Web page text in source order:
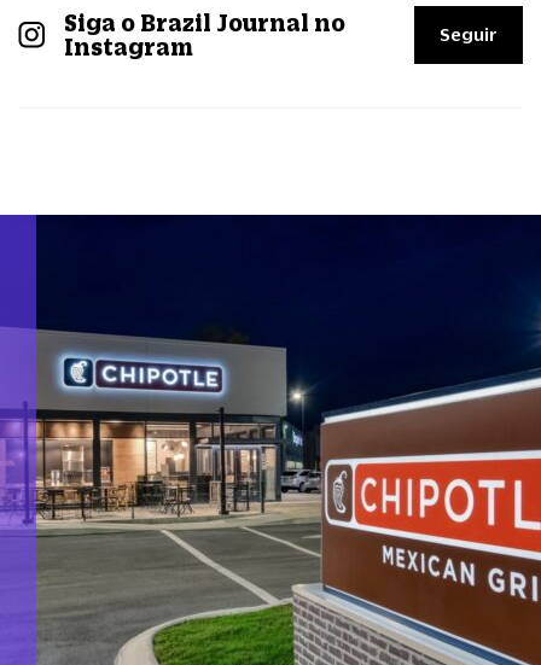
Siga o Brazil Journal no
Instagram
Seguir